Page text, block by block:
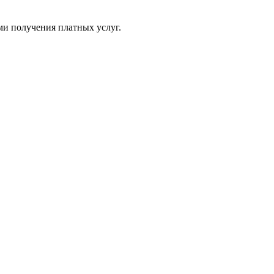
получения платных услуг.